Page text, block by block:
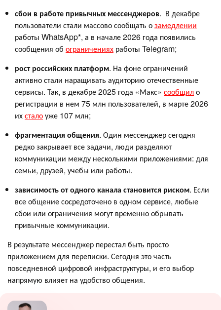
сбои в работе привычных мессенджеров. В декабре
пользователи стали массово сообщать озамедлении
работы WhatsApp*, а в начале 2026 года появились
сообщения об ограничениях работы Telegram;
рост российских платформ. На фоне ограничений
активно стали наращивать аудиторию отечественные
сервисы. Так, в декабре 2025 года «Макс» сообщило
регистрации в нем 75 млн пользователей, в марте 2026
ихсталоуже 107 млн;
фрагментация общения. Один мессенджер сегодня
редко закрывает все задачи, люди разделяют
коммуникации между несколькими приложениями: для
семьи, друзей, учебы или работы.
зависимость от одного канала становится риском. Если
все общение сосредоточено в одном сервисе, любые
сбои или ограничения могут временно обрывать
привычные коммуникации.
В результате мессенджер перестал быть просто
приложением для переписки. Сегодня это часть
повседневной цифровой инфраструктуры, и его выбор
напрямую влияет на удобство общения.